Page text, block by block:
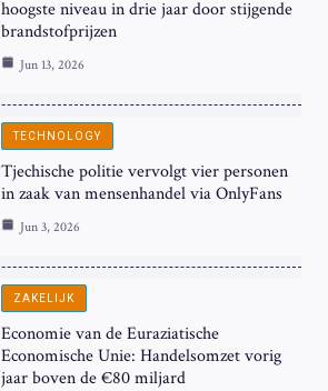
hoogste niveau in drie jaar door stijgende
brandstofprijzen
Jun 13, 2026
TECHNOLOGY
Tjechische politie vervolgt vier personen
in zaak van mensenhandel via OnlyFans
Jun 3, 2026
ZAKELIJK
Economie van de Euraziatische
Economische Unie: Handelsomzet vorig
jaar boven de €80 miljard